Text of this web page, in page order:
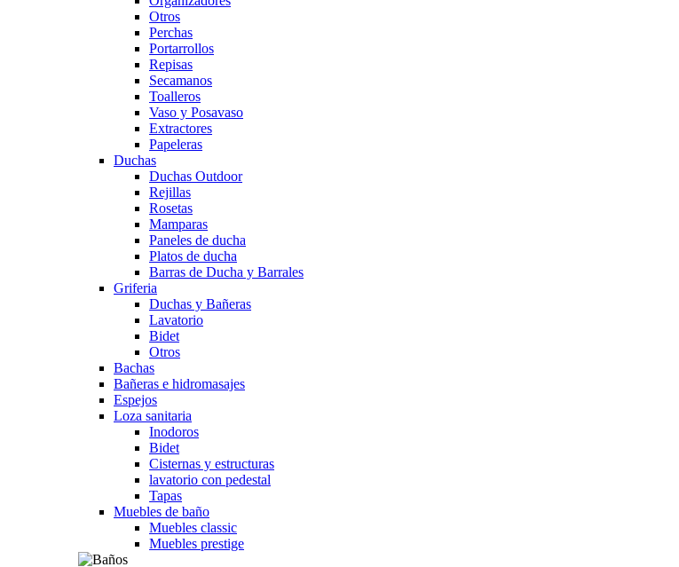
Otros
Perchas
Portarrollos
Repisas
Secamanos
Toalleros
Vaso y Posavaso
Extractores
Papeleras
Duchas
Duchas Outdoor
Rejillas
Rosetas
Mamparas
Paneles de ducha
Platos de ducha
Barras de Ducha y Barrales
Griferia
Duchas y Bañeras
Lavatorio
Bidet
Otros
Bachas
Bañeras e hidromasajes
Espejos
Loza sanitaria
Inodoros
Bidet
Cisternas y estructuras
lavatorio con pedestal
Tapas
Muebles de baño
Muebles classic
Muebles prestige